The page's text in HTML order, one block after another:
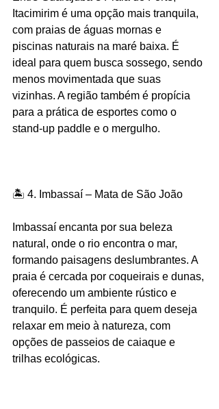
Itacimirim é uma opção mais tranquila,
com praias de águas mornas e
piscinas naturais na maré baixa. É
ideal para quem busca sossego, sendo
menos movimentada que suas
vizinhas. A região também é propícia
para a prática de esportes como o
stand-up paddle e o mergulho.
🏝️ 4. Imbassaí – Mata de São João
Imbassaí encanta por sua beleza
natural, onde o rio encontra o mar,
formando paisagens deslumbrantes. A
praia é cercada por coqueirais e dunas,
oferecendo um ambiente rústico e
tranquilo. É perfeita para quem deseja
relaxar em meio à natureza, com
opções de passeios de caiaque e
trilhas ecológicas.